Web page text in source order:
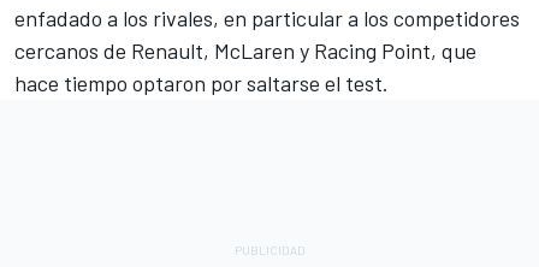
enfadado a los rivales, en particular a los competidores
cercanos de Renault, McLaren y Racing Point, que
hace tiempo optaron por saltarse el test.